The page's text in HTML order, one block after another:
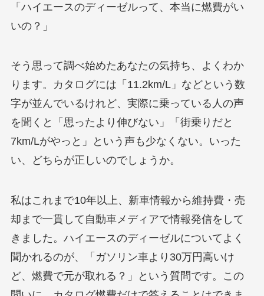
「ハイエースのディーゼルって、本当に燃費がい
いの？」
そう思って調べ始めたあなたの気持ち、よくわか
ります。カタログには「11.2km/L」などという数
字が並んでいるけれど、実際に乗っている人の声
を聞くと「思ったより伸びない」「街乗りだと
7km/Lがやっと」という声も少なくない。いった
い、どちらが正しいのでしょうか。
私はこれまで10年以上、新車情報から維持費・売
却まで一貫して自動車メディアで情報発信をして
きました。ハイエースのディーゼルについてよく
聞かれるのが、「ガソリン車より30万円高いけ
ど、燃費で元が取れる？」という質問です。この